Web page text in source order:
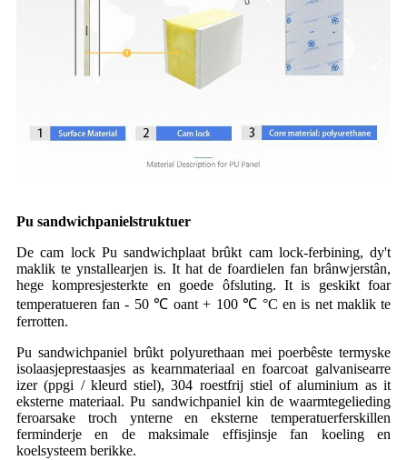
Pu sandwichpanielstruktuer
De cam lock Pu sandwichplaat brûkt cam lock-ferbining, dy't
maklik te ynstallearjen is. It hat de foardielen fan brânwjerstân,
hege kompresjesterkte en goede ôfsluting. It is geskikt foar
temperatueren fan - 50 ℃ oant + 100 ℃ °C en is net maklik te
ferrotten.
Pu sandwichpaniel brûkt polyurethaan mei poerbêste termyske
isolaasjeprestaasjes as kearnmateriaal en foarcoat galvanisearre
izer (ppgi / kleurd stiel), 304 roestfrij stiel of aluminium as it
eksterne materiaal. Pu sandwichpaniel kin de waarmtegelieding
feroarsake troch ynterne en eksterne temperatuerferskillen
ferminderje en de maksimale effisjinsje fan koeling en
koelsysteem berikke.